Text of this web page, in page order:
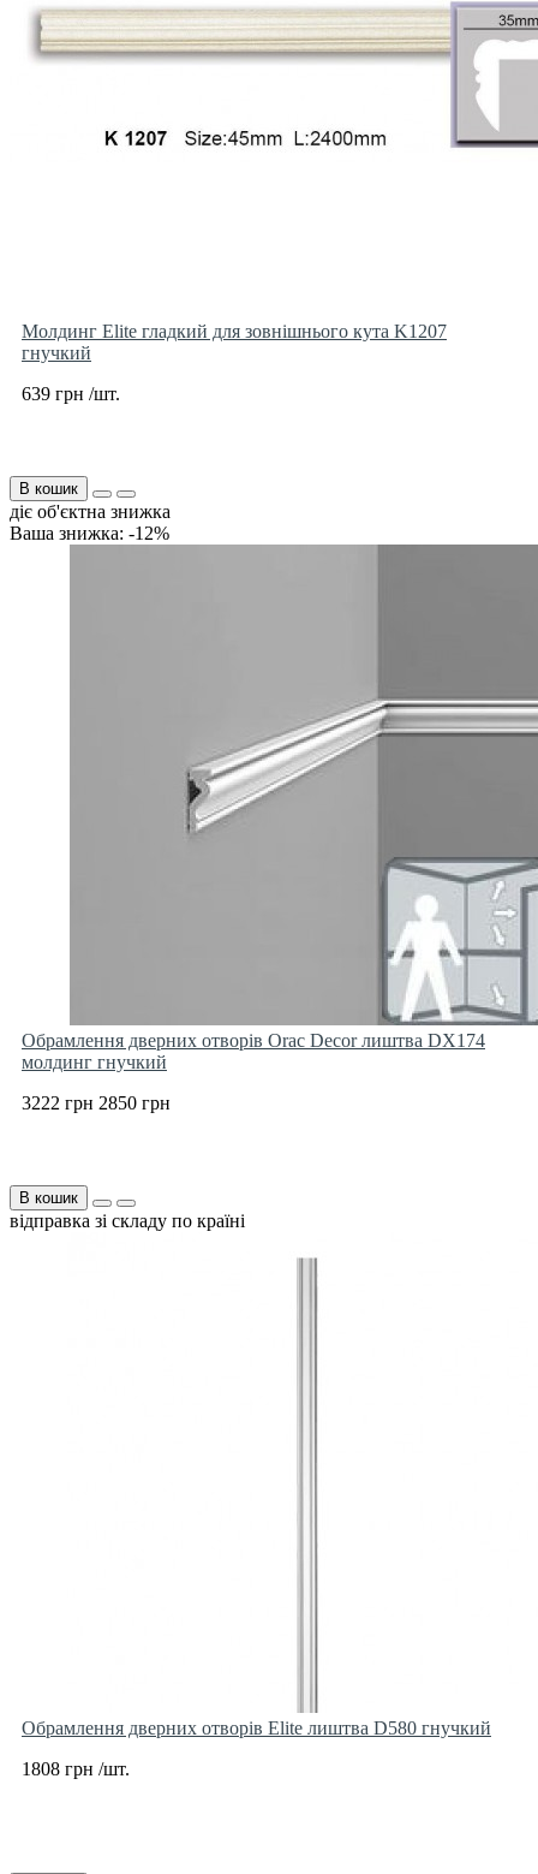
Молдинг Elite гладкий для зовнішнього кута K1207
гнучкий
639 грн /шт.
В кошик
діє об'єктна знижка
Ваша знижка: -12%
Обрамлення дверних отворів Orac Decor лиштва DX174
молдинг гнучкий
3222 грн 2850 грн
В кошик
відправка зі складу по країні
Обрамлення дверних отворів Elite лиштва D580 гнучкий
1808 грн /шт.